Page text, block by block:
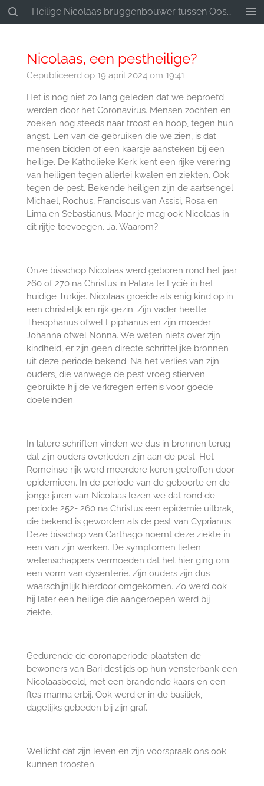
Ga
direct
hoofdinhoud
Heilige Nicolaas bruggenbouwer tussen Oost en West
Nicolaas, een pestheilige?
Gepubliceerd op 19 april 2024 om 19:41
Het is nog niet zo lang geleden dat we beproefd
werden door het Coronavirus. Mensen zochten en
zoeken nog steeds naar troost en hoop, tegen hun
angst. Een van de gebruiken die we zien, is dat
mensen bidden of een kaarsje aansteken bij een
heilige. De Katholieke Kerk kent een rijke verering
van heiligen tegen allerlei kwalen en ziekten. Ook
tegen de pest. Bekende heiligen zijn de aartsengel
Michael, Rochus, Franciscus van Assisi, Rosa en
Lima en Sebastianus. Maar je mag ook Nicolaas in
dit rijtje toevoegen. Ja. Waarom?
Onze bisschop Nicolaas werd geboren rond het jaar
260 of 270 na Christus in Patara te Lycië in het
huidige Turkije. Nicolaas groeide als enig kind op in
een christelijk en rijk gezin. Zijn vader heette
Theophanus ofwel Epiphanus en zijn moeder
Johanna ofwel Nonna. We weten niets over zijn
kindheid, er zijn geen directe schriftelijke bronnen
uit deze periode bekend. Na het verlies van zijn
ouders, die vanwege de pest vroeg stierven
gebruikte hij de verkregen erfenis voor goede
doeleinden.
In latere schriften vinden we dus in bronnen terug
dat zijn ouders overleden zijn aan de pest. Het
Romeinse rijk werd meerdere keren getroffen door
epidemieën. In de periode van de geboorte en de
jonge jaren van Nicolaas lezen we dat rond de
periode 252- 260 na Christus een epidemie uitbrak,
die bekend is geworden als de pest van Cyprianus.
Deze bisschop van Carthago noemt deze ziekte in
een van zijn werken. De symptomen lieten
wetenschappers vermoeden dat het hier ging om
een vorm van dysenterie. Zijn ouders zijn dus
waarschijnlijk hierdoor omgekomen. Zo werd ook
hij later een heilige die aangeroepen werd bij
ziekte.
Gedurende de coronaperiode plaatsten de
bewoners van Bari destijds op hun vensterbank een
Nicolaasbeeld, met een brandende kaars en een
fles manna erbij. Ook werd er in de basiliek,
dagelijks gebeden bij zijn graf.
Wellicht dat zijn leven en zijn voorspraak ons ook
kunnen troosten.